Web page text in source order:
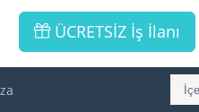
ÜCRETSİZ İş İlanı